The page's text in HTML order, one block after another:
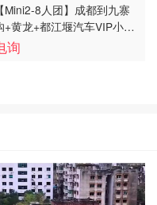
【Mini2-8人团】成都到九寨
+黄龙+都江堰汽车VIP小团
日游线路、九寨沟旅游团
多少钱
询